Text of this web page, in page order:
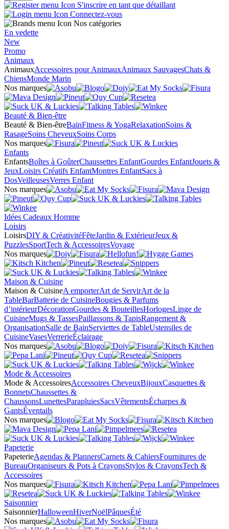
S'inscrire en tant que détaillant
Connectez-vous
Nos catégories
En vedette
New
Promo
Animaux
AnimauxAccessoires pour AnimauxAnimaux SauvagesChats &
ChiensMonde Marin
Nos marques
Beauté & Bien-être
Beauté & Bien-êtreBainFitness & YogaRelaxationSoins &
RasageSoins CheveuxSoins Corps
Nos marques
Enfants
EnfantsBoîtes à GoûterChaussettes EnfantGourdes EnfantJouets &
JeuxLoisirs Créatifs EnfantMontres EnfantSacs à
DosVeilleusesVerres Enfant
Nos marques
Idées Cadeaux Homme
Loisirs
LoisirsDIY & CréativitéFêteJardin & ExtérieurJeux &
PuzzlesSportTech & AccessoiresVoyage
Nos marques
Maison & Cuisine
Maison & CuisineA emporterArt de ServirArt de la
TableBarBatterie de CuisineBougies & Parfums
d’intérieurDécorationGourdes & BouteillesHorlogesLinge de
CuisineMugs & TassesPaillassons & TapisRangement &
OrganisationSalle de BainServiettes de TableUstensiles de
CuisineVasesVerrerieÉclairage
Nos marques
Mode & Accessoires
Mode & AccessoiresAccessoires CheveuxBijouxCasquettes &
BonnetsChaussettes &
ChaussonsLunettesParapluiesSacsVêtementsÉcharpes &
GantsÉventails
Nos marques
Papeterie
PapeterieAgendas & PlannersCarnets & CahiersFournitures de
BureauOrganiseurs & Pots à CrayonsStylos & CrayonsTech &
Accessoires
Nos marques
Saisonnier
SaisonnierHalloweenHiverNoëlPâquesÉté
Nos marques